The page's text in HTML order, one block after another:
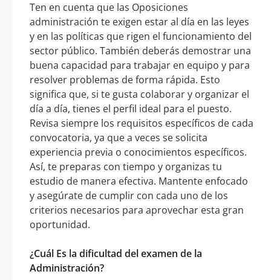
Ten en cuenta que las Oposiciones
administración te exigen estar al día en las leyes
y en las políticas que rigen el funcionamiento del
sector público. También deberás demostrar una
buena capacidad para trabajar en equipo y para
resolver problemas de forma rápida. Esto
significa que, si te gusta colaborar y organizar el
día a día, tienes el perfil ideal para el puesto.
Revisa siempre los requisitos específicos de cada
convocatoria, ya que a veces se solicita
experiencia previa o conocimientos específicos.
Así, te preparas con tiempo y organizas tu
estudio de manera efectiva. Mantente enfocado
y asegúrate de cumplir con cada uno de los
criterios necesarios para aprovechar esta gran
oportunidad.
¿Cuál Es la dificultad del examen de la
Administración?